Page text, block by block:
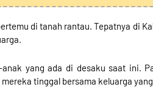
di tanah rantau. Tepatnya di
yang ada di desaku saat ini.
tinggal bersama keluarga